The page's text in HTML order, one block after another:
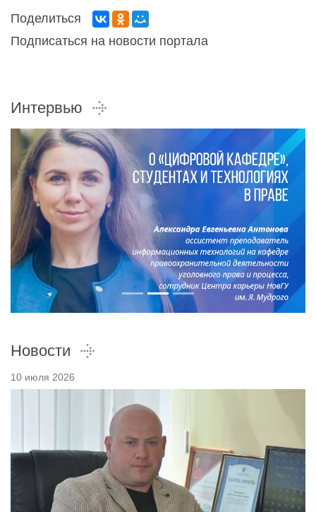
Поделиться
Подписаться на новости портала
Интервью
Новости
10 июля 2026